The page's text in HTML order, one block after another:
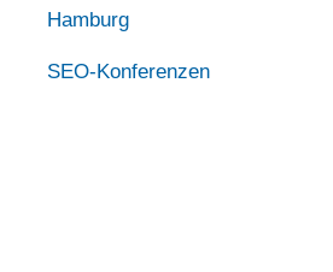
Hamburg
SEO-Konferenzen